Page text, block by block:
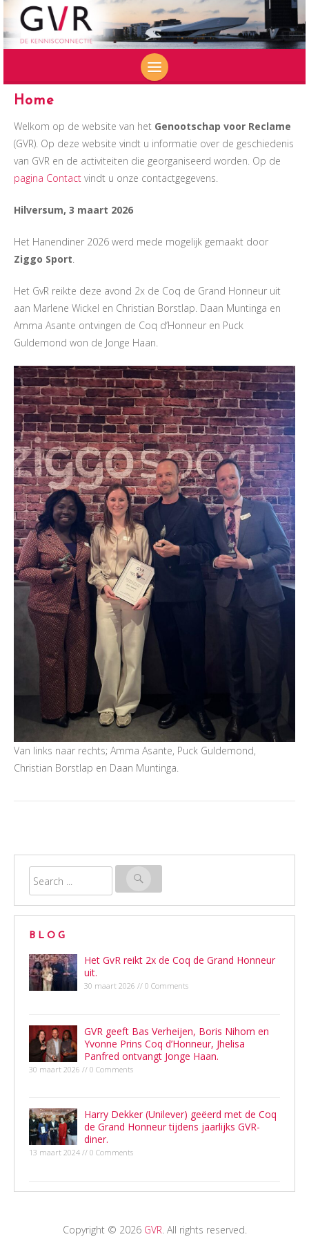
CONTENT
Home
Welkom op de website van het Genootschap voor Reclame
(GVR). Op deze website vindt u informatie over de geschiedenis
van GVR en de activiteiten die georganiseerd worden. Op de
pagina Contact vindt u onze contactgegevens.
Hilversum, 3 maart 2026
Het Hanendiner 2026 werd mede mogelijk gemaakt door
Ziggo Sport
Het GvR reikte deze avond 2x de Coq de Grand Honneur uit
aan Marlene Wickel en Christian Borstlap. Daan Muntinga en
Amma Asante ontvingen de Coq d’Honneur en Puck
Guldemond won de Jonge Haan.
Van links naar rechts; Amma Asante, Puck Guldemond,
Christian Borstlap en Daan Muntinga.
BLOG
Het GvR reikt 2x de Coq de Grand Honneur
uit.
30 maart 2026 // 0 Comments
GVR geeft Bas Verheijen, Boris Nihom en
Yvonne Prins Coq d’Honneur, Jhelisa
Panfred ontvangt Jonge Haan.
30 maart 2026 // 0 Comments
Harry Dekker (Unilever) geëerd met de Coq
de Grand Honneur tijdens jaarlijks GVR-
diner.
13 maart 2024 // 0 Comments
Copyright © 2026 GVR. All rights reserved.